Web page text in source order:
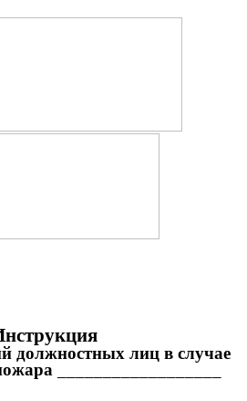
должностных лиц в случае